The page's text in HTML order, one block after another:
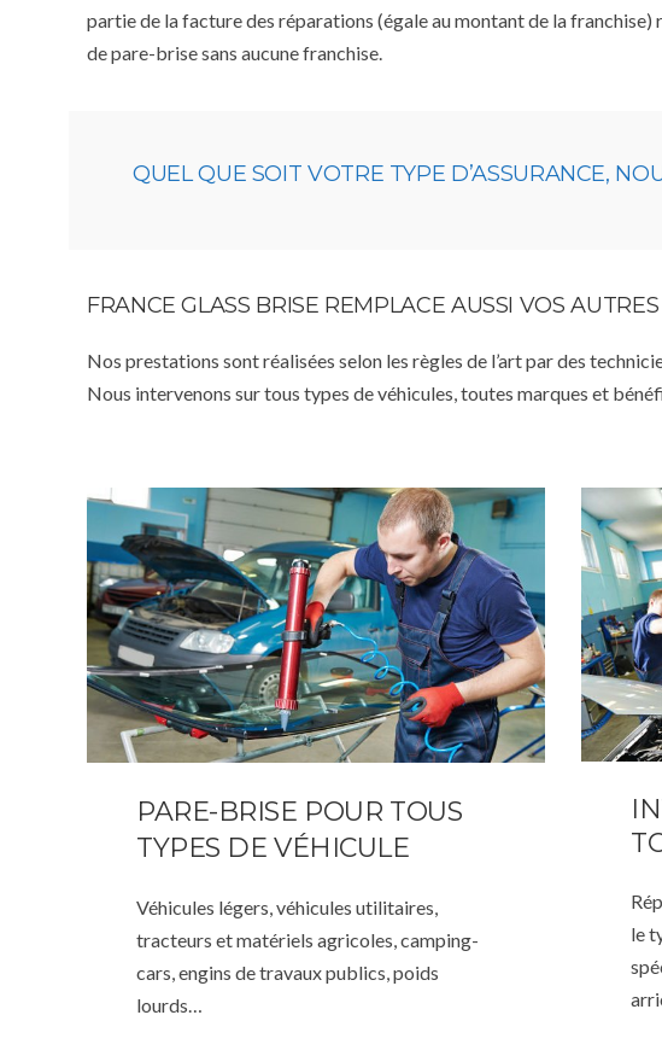
partie de la facture des réparations (égale au montant de la franchise)
de pare-brise sans aucune franchise.
QUEL QUE SOIT VOTRE TYPE D’ASSURANCE,
FRANCE GLASS BRISE REMPLACE AUSSI VOS
Nos prestations sont réalisées selon les règles de l’art par des
Nous intervenons sur tous types de véhicules, toutes marques et
PARE-BRISE POUR TOUS
TYPES DE VÉHICULE
Véhicules légers, véhicules utilitaires,
tracteurs et matériels agricoles, camping-
cars, engins de travaux publics, poids
lourds…
le